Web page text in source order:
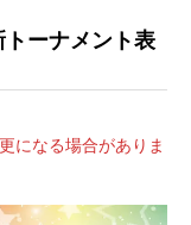
ーナメント表
になる場合がありま